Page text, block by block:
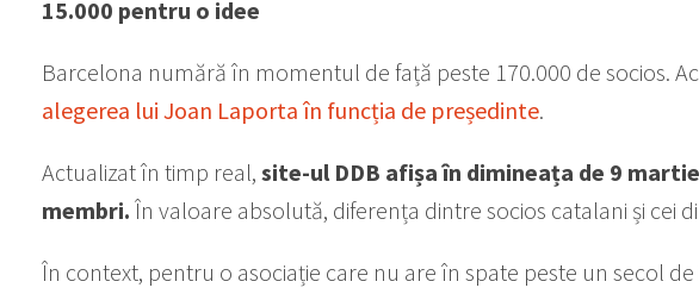
15.000 pentru o idee
Barcelona numără în momentul de față peste 170.000 de socios.
alegerea lui Joan Laporta în funcția de președinte.
Actualizat în timp real, site-ul DDB afișa în dimineața de 9
membri. În valoare absolută, diferența dintre socios catalani și cei
În context, pentru o asociație care nu are în spate peste un secol